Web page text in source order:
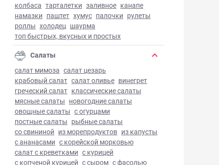
колбаса тарталетки заливное канапе
намазки паштет хумус палочки рулеты
роллы холодец шаурма
топ быстрых, вкусных и простых
Салаты
салат мимоза салат цезарь
крабовый салат салат оливье винегрет
греческий салат классические салаты
мясные салаты новогодние салаты
овощные салаты с огурцами
постные салаты рыбные салаты
со свининой из морепродуктов из капусты
с ананасами с корейской морковью
салат с креветками с курицей
с копченой курицей с сыром с фасолью